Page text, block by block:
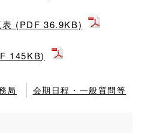
(PDF 36.9KB)
145KB)
局 会期日程・一般質問等